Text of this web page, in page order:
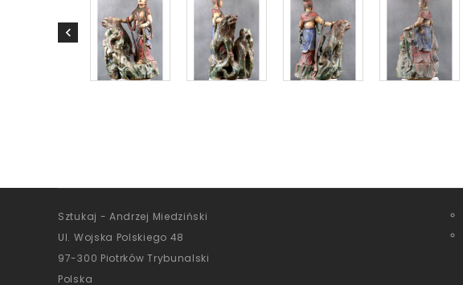
Sztukaj - Andrzej Miedziński
Ul. Wojska Polskiego 48
97-300 Piotrków Trybunalski
Polska